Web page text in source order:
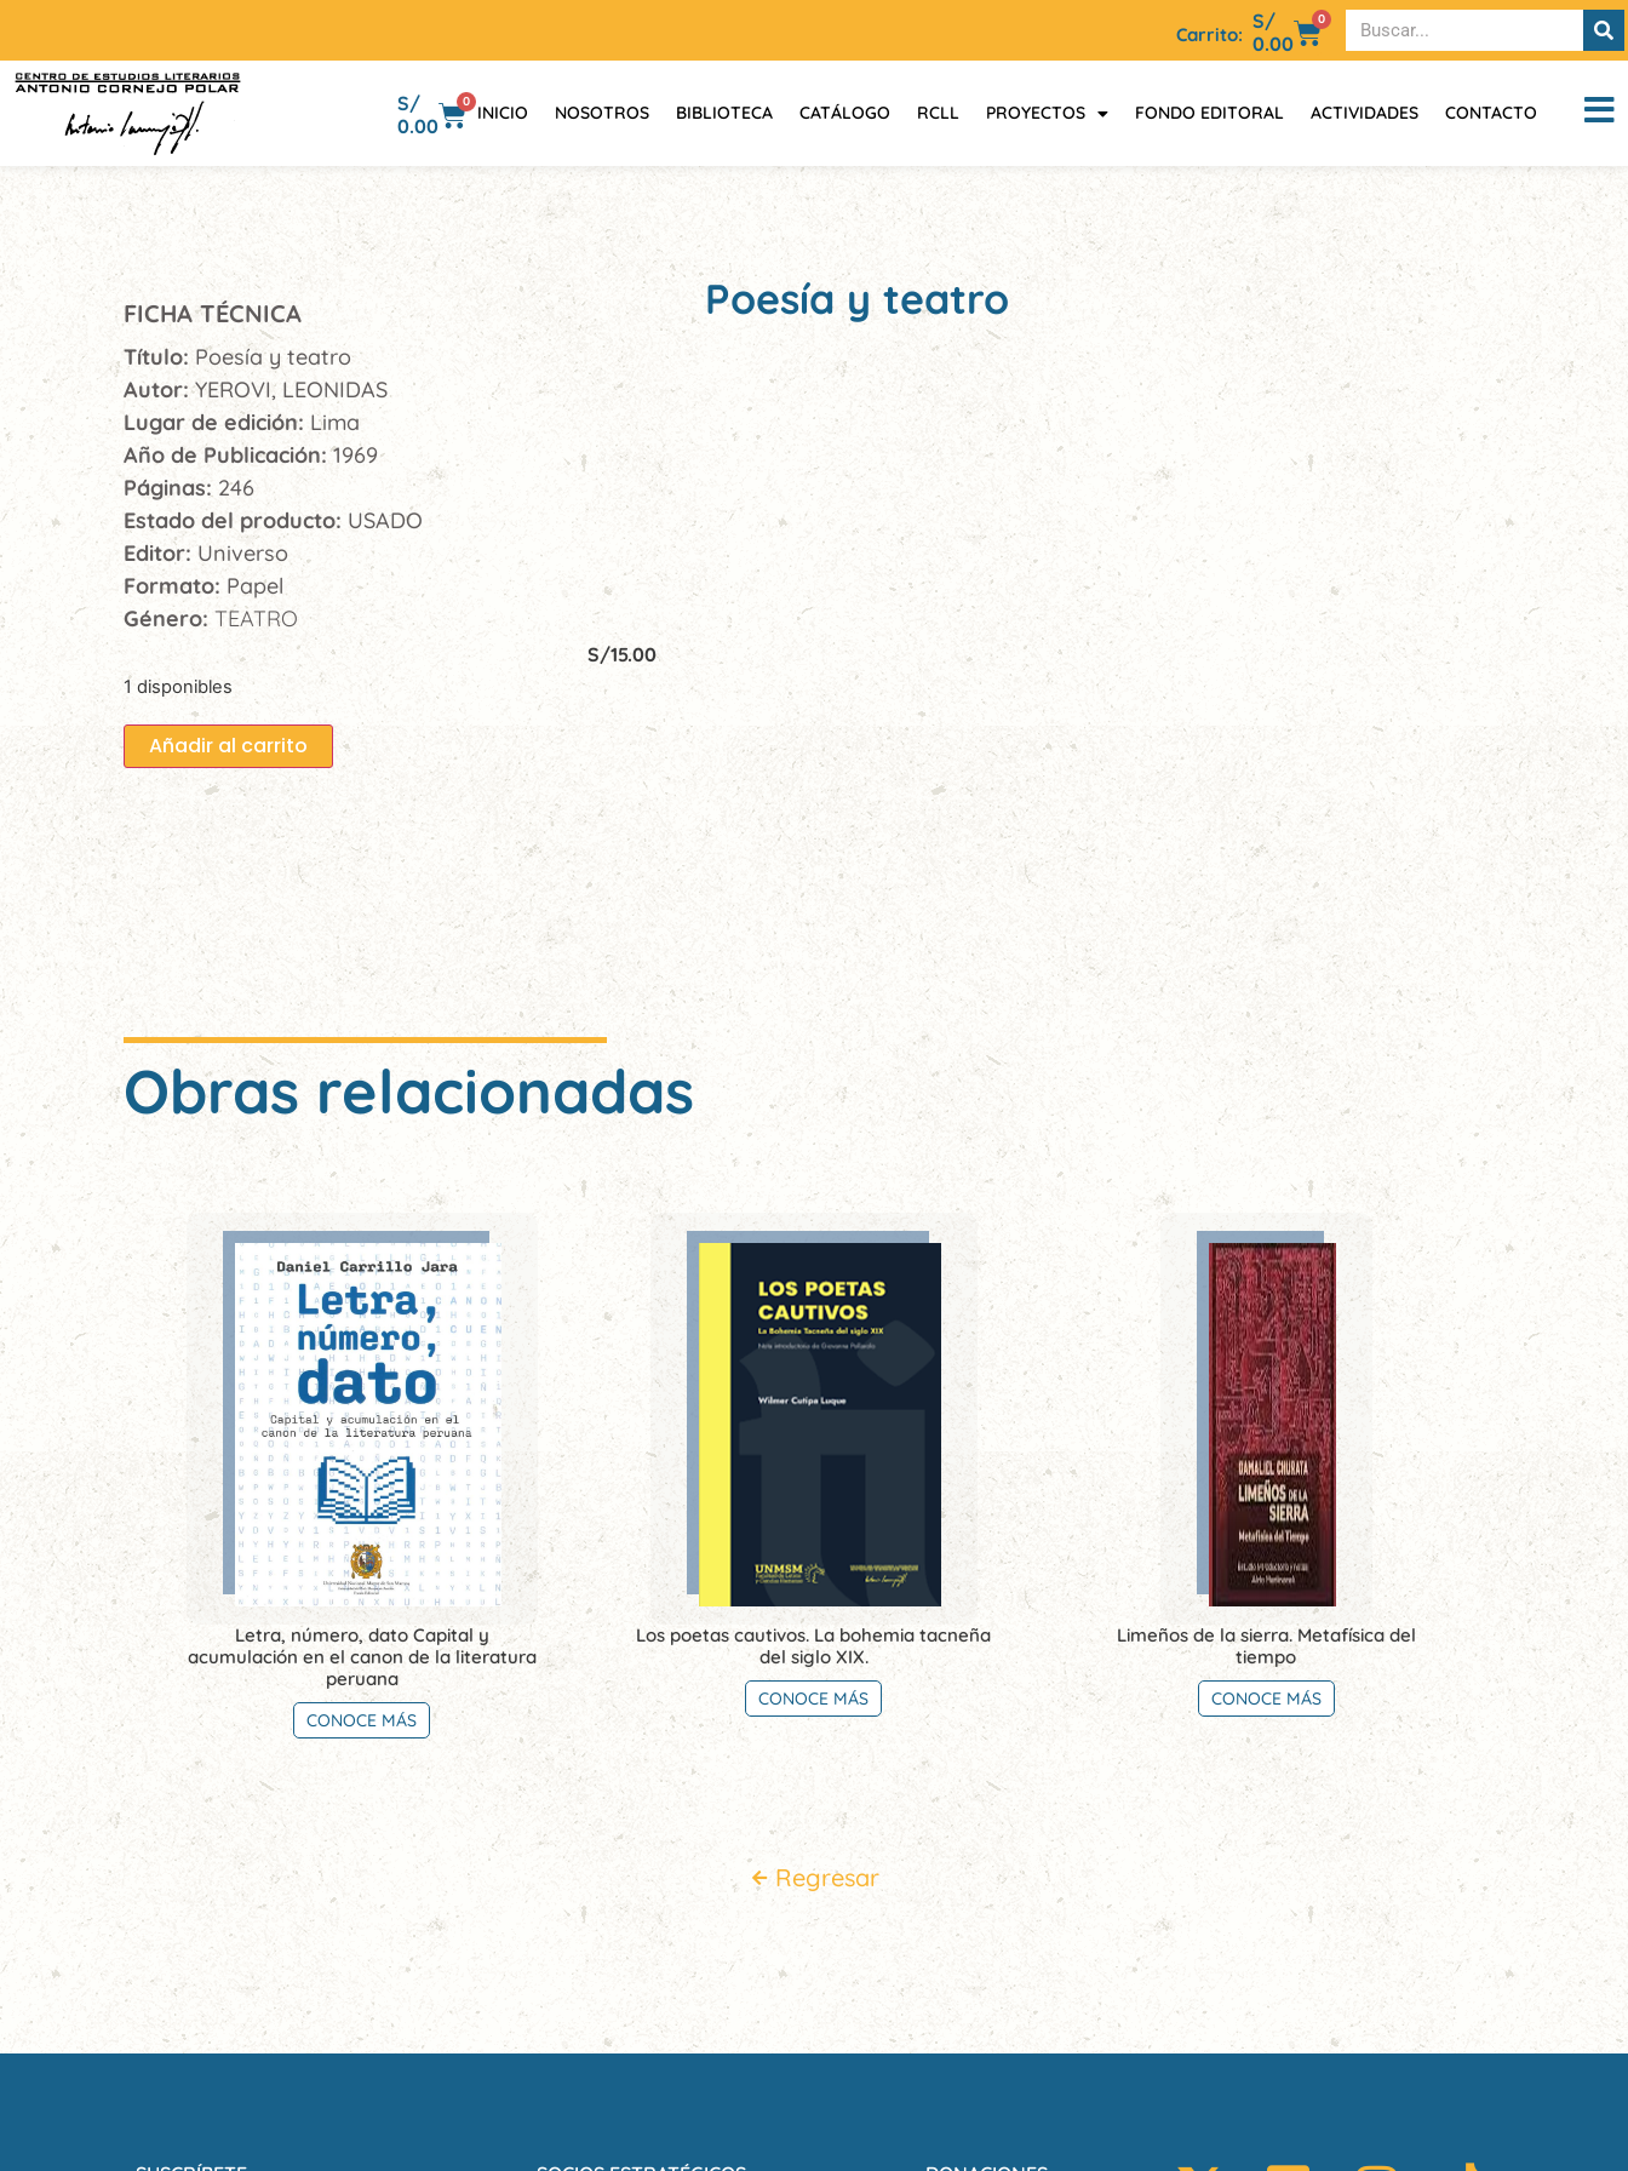
Carrito:
S/
0.00
0
S/
0.00
0
INICIO NOSOTROS BIBLIOTECA CATÁLOGO RCLL PROYECTOS FONDO EDITORAL ACTIVIDADES CONTACTO
FICHA TÉCNICA
Título: Poesía y teatro
Autor:YEROVI, LEONIDAS
Lugar de edición: Lima
Año de Publicación:1969
Páginas: 246
Estado del producto: USADO
Editor: Universo
Formato: Papel
Género: TEATRO
S/15.00
1 disponibles
Añadir al carrito
Poesía y teatro
Obras relacionadas
Letra, número, dato Capital y
acumulación en el canon de la literatura
peruana
CONOCE MÁS
Los poetas cautivos. La bohemia tacneña
del siglo XIX.
CONOCE MÁS
Limeños de la sierra. Metafísica del
tiempo
CONOCE MÁS
Regresar